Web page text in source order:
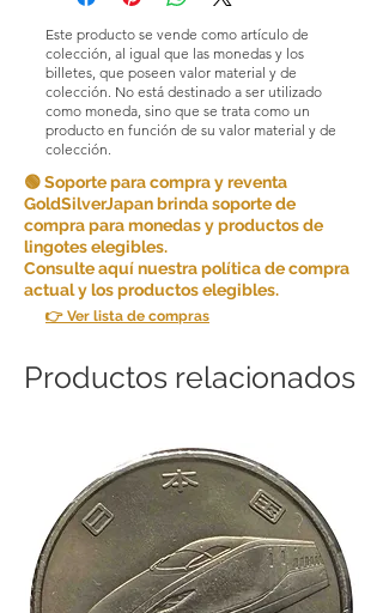
Este producto se vende como artículo de
colección, al igual que las monedas y los
billetes, que poseen valor material y de
colección. No está destinado a ser utilizado
como moneda, sino que se trata como un
producto en función de su valor material y de
colección.
🟢 Soporte para compra y reventa
GoldSilverJapan brinda soporte de
compra para monedas y productos de
lingotes elegibles.
Consulte aquí nuestra política de compra
actual y los productos elegibles.
👉 Ver lista de compras
Productos relacionados